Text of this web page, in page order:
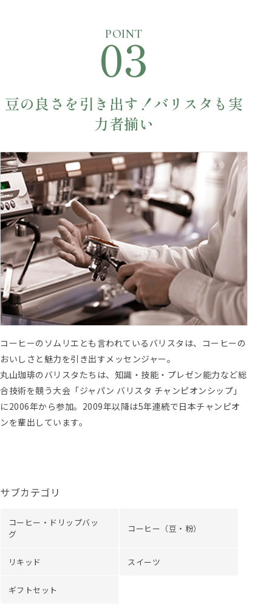
POINT
03
豆の良さを引き出す！バリスタも実
力者揃い
コーヒーのソムリエとも言われているバリスタは、コーヒーの
おいしさと魅力を引き出すメッセンジャー。
丸山珈琲のバリスタたちは、知識・技能・プレゼン能力など総
合技術を競う大会「ジャパン バリスタ チャンピオンシップ」
に2006年から参加。2009年以降は5年連続で日本チャンピオ
ンを輩出しています。
サブカテゴリ
コーヒー・ドリップバッ
グ
コーヒー（豆・粉）
リキッド スイーツ
ギフトセット